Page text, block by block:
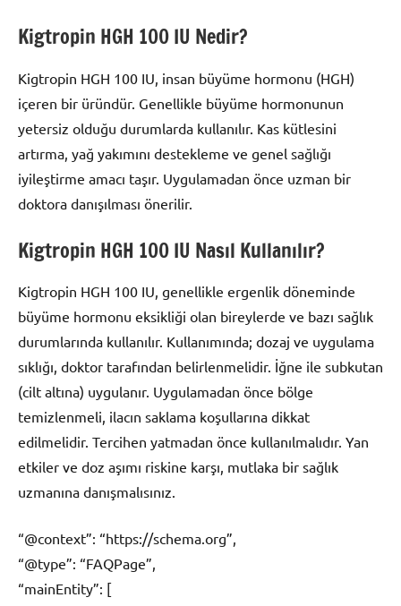
Kigtropin HGH 100 IU Nedir?
Kigtropin HGH 100 IU, insan büyüme hormonu (HGH)
içeren bir üründür. Genellikle büyüme hormonunun
yetersiz olduğu durumlarda kullanılır. Kas kütlesini
artırma, yağ yakımını destekleme ve genel sağlığı
iyileştirme amacı taşır. Uygulamadan önce uzman bir
doktora danışılması önerilir.
Kigtropin HGH 100 IU Nasıl Kullanılır?
Kigtropin HGH 100 IU, genellikle ergenlik döneminde
büyüme hormonu eksikliği olan bireylerde ve bazı sağlık
durumlarında kullanılır. Kullanımında; dozaj ve uygulama
sıklığı, doktor tarafından belirlenmelidir. İğne ile subkutan
(cilt altına) uygulanır. Uygulamadan önce bölge
temizlenmeli, ilacın saklama koşullarına dikkat
edilmelidir. Tercihen yatmadan önce kullanılmalıdır. Yan
etkiler ve doz aşımı riskine karşı, mutlaka bir sağlık
uzmanına danışmalısınız.
“@context”: “https://schema.org”,
“@type”: “FAQPage”,
“mainEntity”: [